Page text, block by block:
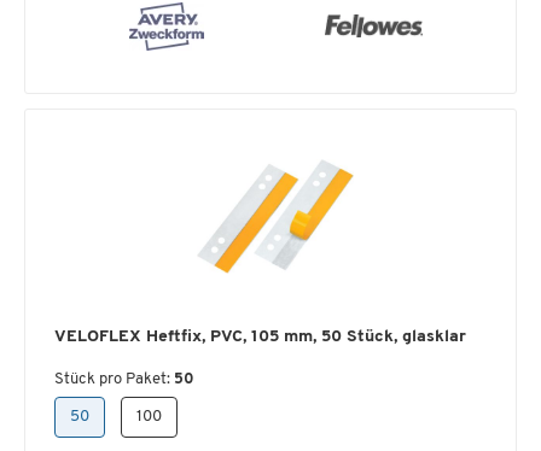
VELOFLEX Heftfix, PVC, 105 mm, 50 Stück, glasklar
Stück pro Paket: 50
50 100